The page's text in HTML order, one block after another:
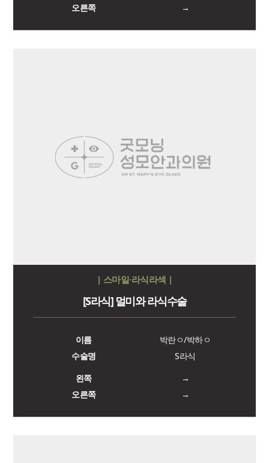
오른쪽
→
| 스마일·라식라섹 |
[S라식] 멀미와 라식수술
이름
박란ㅇ/박하ㅇ
수술명
S라식
왼쪽
→
오른쪽
→